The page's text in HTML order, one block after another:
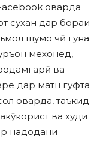
оварда
сухан дар бораи
шумо чӣ гуна
мехонед,
ва
дар матн гуфта
оварда, таъкид
ва худи
надодани